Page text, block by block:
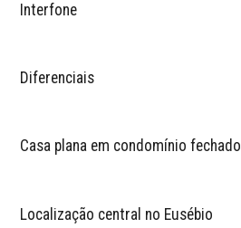
Interfone
Diferenciais
Casa plana em condomínio fechado
Localização central no Eusébio